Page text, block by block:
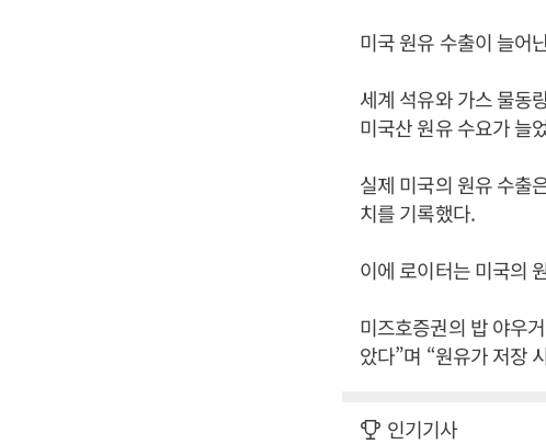
미국 원유 수출이 늘어
세계 석유와 가스 물동
미국산 원유 수요가 늘
실제 미국의 원유 수출
치를 기록했다.
이에 로이터는 미국의
미즈호증권의 밥 야우
았다”며 “원유가 저장
인기기사